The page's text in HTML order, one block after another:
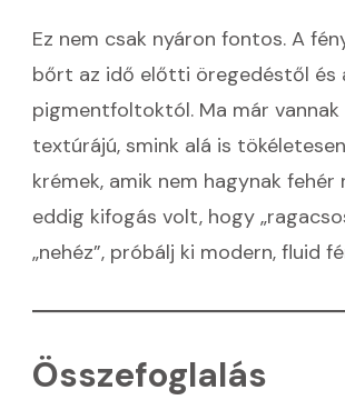
Ez nem csak nyáron fontos. A
bőrt az idő előtti öregedéstől és
pigmentfoltoktól. Ma már vannak
textúrájú, smink alá is
krémek, amik nem hagynak fehér
eddig kifogás volt, hogy
„nehéz”, próbálj ki modern, fluid
Összefoglalás